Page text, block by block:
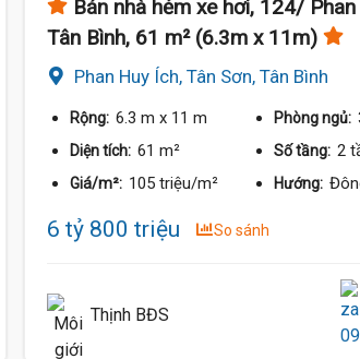
Bán nhà hẻm xe hơi, 124/
Tân Bình, 61 m² (6.3m x 11m)
Phan Huy Ích, Tân Sơn, Tân Bình
Rộng: 6.3 m x 11 m Phòng ngủ:
Diện tích: 61 m² Số tầng: 2
Giá/m²: 105 triệu/m² Hướng:
6 tỷ 800 triệu So sánh
Thịnh BĐS